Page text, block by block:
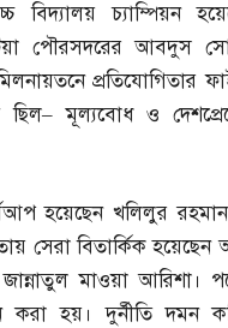
বিদ্যালয় চ্যাম্পিয়ন
পৌরসদরের আবদুস
প্রতিযোগিতার
ছিল–মূল্যবোধ ও
হয়েছেন খলিলুর
সেরা বিতার্কিক
মাওয়া আরিশা।
করা হয়। দুর্নীতি দমন